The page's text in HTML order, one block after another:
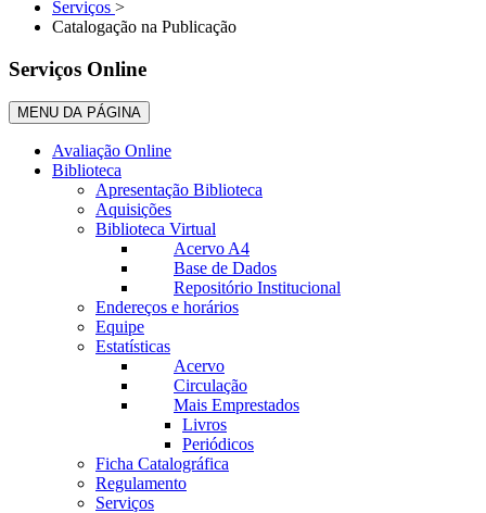
Serviços >
Catalogação na Publicação
Serviços Online
MENU DA PÁGINA
Avaliação Online
Biblioteca
Apresentação Biblioteca
Aquisições
Biblioteca Virtual
Acervo A4
Base de Dados
Repositório Institucional
Endereços e horários
Equipe
Estatísticas
Acervo
Circulação
Mais Emprestados
Livros
Periódicos
Ficha Catalográfica
Regulamento
Serviços